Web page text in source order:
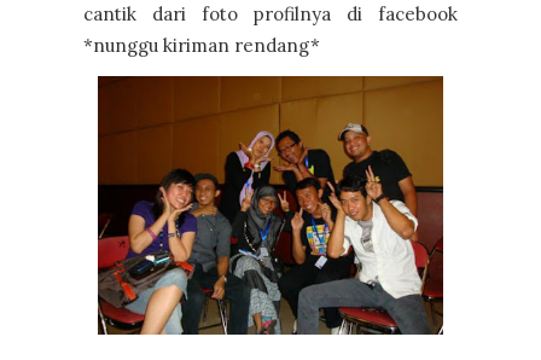
cantik dari foto profilnya di facebook
*nunggu kiriman rendang*